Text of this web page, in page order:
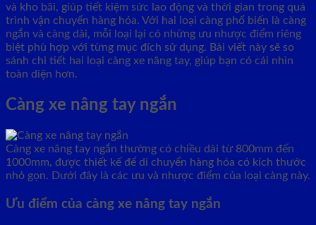
và kho bãi, giúp tiết kiệm sức lao động và thời gian trong quá
trình vận chuyển hàng hóa. Với hai loại càng phổ biến là càng
ngắn và càng dài, mỗi loại lại có những ưu nhược điểm riêng
biệt phù hợp với từng mục đích sử dụng. Bài viết này sẽ so
sánh chi tiết hai loại càng xe nâng tay, giúp bạn có cái nhìn
toàn diện hơn.
Càng xe nâng tay ngắn
Càng xe nâng tay ngắn thường có chiều dài từ 800mm đến
1000mm, được thiết kế để di chuyển hàng hóa có kích thước
nhỏ gọn. Dưới đây là các ưu và nhược điểm của loại càng này.
Ưu điểm của càng xe nâng tay ngắn